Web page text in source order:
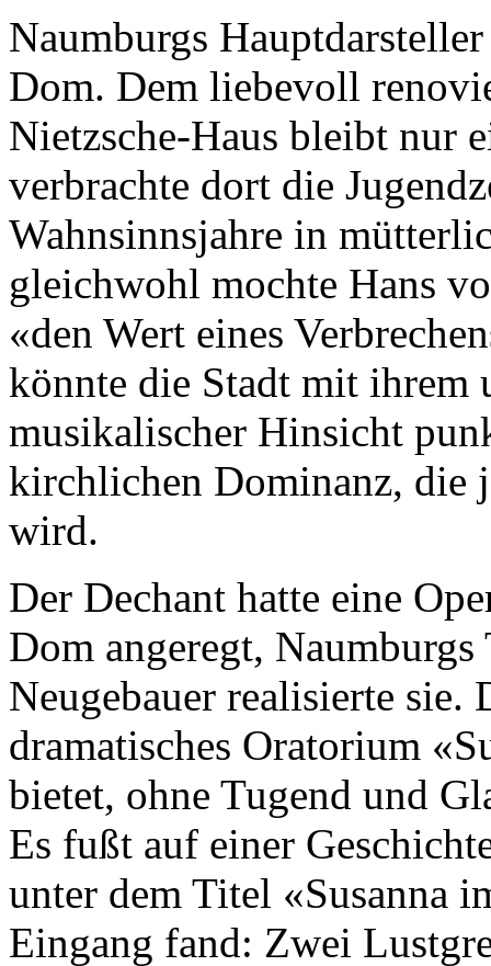
Naumburgs
Dom. Dem liebevoll
Nietzsche-Haus bleibt nur
verbrachte dort die
Wahnsinnsjahre in
gleichwohl mochte Hans
«den Wert eines
könnte die Stadt mit ihrem
musikalischer Hinsicht
kirchlichen Dominanz, die
wird.
Der Dechant hatte eine
Dom angeregt,
Neugebauer realisierte
dramatisches Oratorium
bietet, ohne Tugend und
Es fußt auf einer
unter dem Titel «Susanna
Eingang fand: Zwei